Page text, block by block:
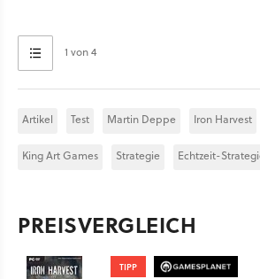
1 von 4
Artikel Test Martin Deppe Iron Harvest
King Art Games Strategie Echtzeit-
PREISVERGLEICH
TIPP